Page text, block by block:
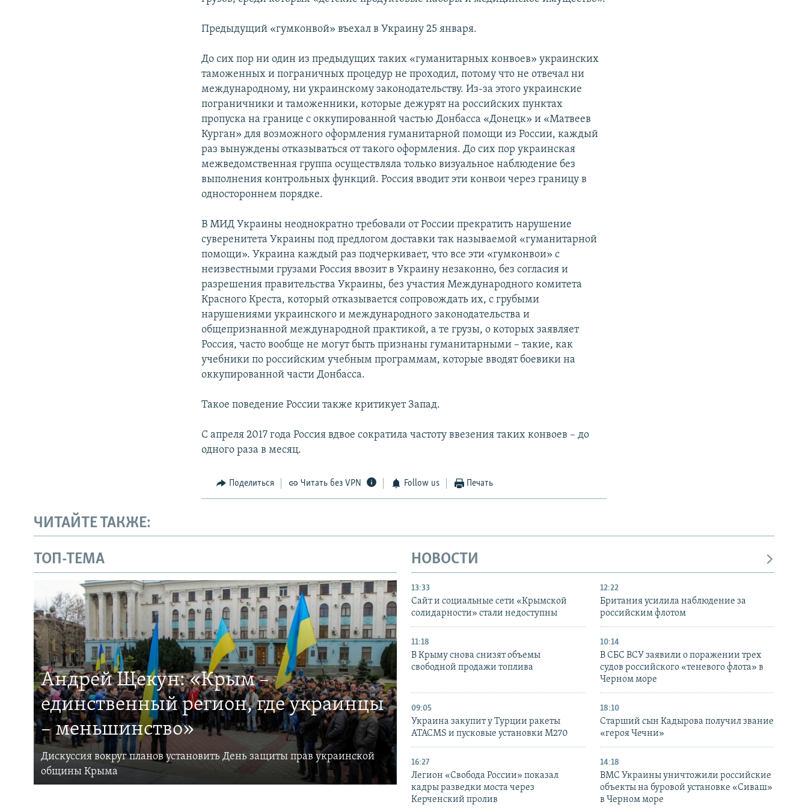
Предыдущий «гумконвой» въехал в Украину 25 января.
До сих пор ни один из предыдущих таких «гуманитарных конвоев» украинских
таможенных и пограничных процедур не проходил, потому что не отвечал ни
международному, ни украинскому законодательству. Из-за этого украинские
пограничники и таможенники, которые дежурят на российских пунктах
пропуска на границе с оккупированной частью Донбасса «Донецк» и «Матвеев
Курган» для возможного оформления гуманитарной помощи из России, каждый
раз вынуждены отказываться от такого оформления. До сих пор украинская
межведомственная группа осуществляла только визуальное наблюдение без
выполнения контрольных функций. Россия вводит эти конвои через границу в
одностороннем порядке.
В МИД Украины неоднократно требовали от России прекратить нарушение
суверенитета Украины под предлогом доставки так называемой «гуманитарной
помощи». Украина каждый раз подчеркивает, что все эти «гумконвои» с
неизвестными грузами Россия ввозит в Украину незаконно, без согласия и
разрешения правительства Украины, без участия Международного комитета
Красного Креста, который отказывается сопровождать их, с грубыми
нарушениями украинского и международного законодательства и
общепризнанной международной практикой, а те грузы, о которых заявляет
Россия, часто вообще не могут быть признаны гуманитарными – такие, как
учебники по российским учебным программам, которые вводят боевики на
оккупированной части Донбасса.
Такое поведение России также критикует Запад.
С апреля 2017 года Россия вдвое сократила частоту ввезения таких конвоев – до
одного раза в месяц.
Поделиться Читать без VPN Follow us Печать
ЧИТАЙТЕ ТАКЖЕ:
ТОП-ТЕМА
Андрей Щекун: «Крым –
единственный регион, где украинцы
– меньшинство»
Дискуссия вокруг планов установить День защиты прав украинской
общины Крыма
НОВОСТИ
13:33
Сайт и социальные сети «Крымской
солидарности» стали недоступны
12:22
Британия усилила наблюдение за
российским флотом
11:18
В Крыму снова снизят объемы
свободной продажи топлива
10:14
В СБС ВСУ заявили о поражении трех
судов российского «теневого флота» в
Черном море
09:05
Украина закупит у Турции ракеты
ATACMS и пусковые установки M270
18:10
Старший сын Кадырова получил звание
«героя Чечни»
16:27
Легион «Свобода России» показал
кадры разведки моста через
Керченский пролив
14:18
ВМС Украины уничтожили российские
объекты на буровой установке «Сиваш»
в Черном море